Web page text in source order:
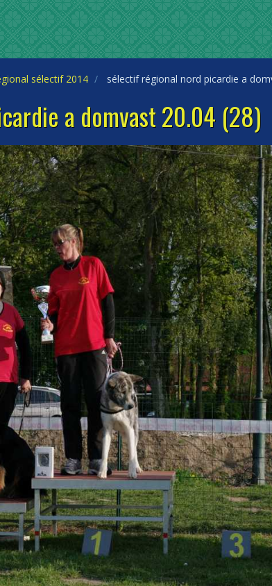
sélectif 2014 sélectif régional nord picardie a
a domvast 20.04 (28)